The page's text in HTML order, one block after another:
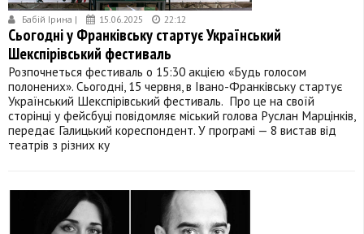
Бабій Ірина | 15.06.2025 22:12
Сьогодні у Франківську стартує Український
Шекспірівський фестиваль
Розпочнеться фестиваль о 15:30 акцією «Будь голосом
полонених». Сьогодні, 15 червня, в Івано-Франківську стартує
Український Шекспірівський фестиваль. Про це на своїй
сторінці у фейсбуці повідомляє міський голова Руслан Марцінків,
передає Галицький кореспондент. У програмі — 8 вистав від
театрів з різних ку